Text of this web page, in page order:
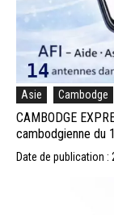
Asie Cambodge
CAMBODGE
cambodgienne du
Date de publication :